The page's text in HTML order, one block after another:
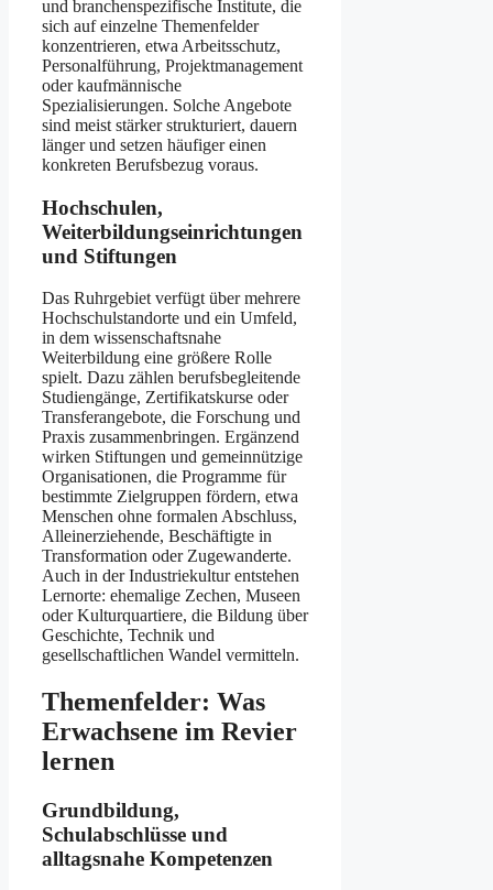
und branchenspezifische Institute, die
sich auf einzelne Themenfelder
konzentrieren, etwa Arbeitsschutz,
Personalführung, Projektmanagement
oder kaufmännische
Spezialisierungen. Solche Angebote
sind meist stärker strukturiert, dauern
länger und setzen häufiger einen
konkreten Berufsbezug voraus.
Hochschulen,
Weiterbildungseinrichtungen
und Stiftungen
Das Ruhrgebiet verfügt über mehrere
Hochschulstandorte und ein Umfeld,
in dem wissenschaftsnahe
Weiterbildung eine größere Rolle
spielt. Dazu zählen berufsbegleitende
Studiengänge, Zertifikatskurse oder
Transferangebote, die Forschung und
Praxis zusammenbringen. Ergänzend
wirken Stiftungen und gemeinnützige
Organisationen, die Programme für
bestimmte Zielgruppen fördern, etwa
Menschen ohne formalen Abschluss,
Alleinerziehende, Beschäftigte in
Transformation oder Zugewanderte.
Auch in der Industriekultur entstehen
Lernorte: ehemalige Zechen, Museen
oder Kulturquartiere, die Bildung über
Geschichte, Technik und
gesellschaftlichen Wandel vermitteln.
Themenfelder: Was
Erwachsene im Revier
lernen
Grundbildung,
Schulabschlüsse und
alltagsnahe Kompetenzen